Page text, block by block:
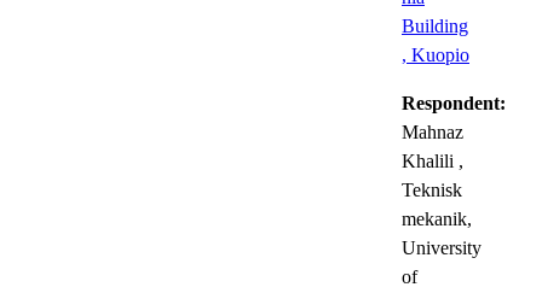
Building
, Kuopio
Respondent:
Mahnaz
Khalili ,
Teknisk
mekanik,
University
of